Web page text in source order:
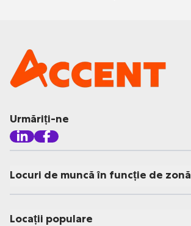
Urmăriți-ne
Locuri de muncă în funcție de zonă
Locații populare